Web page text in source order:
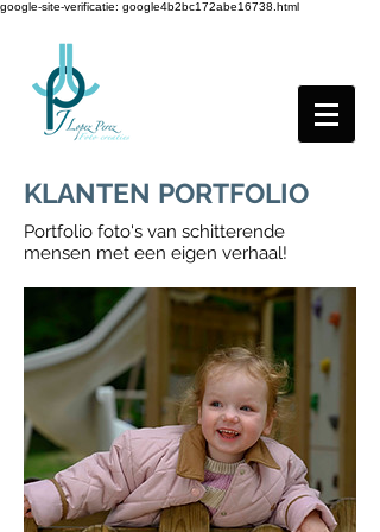
google-site-verificatie: google4b2bc172abe16738.html
KLANTEN PORTFOLIO
Portfolio foto's van schitterende
mensen met een eigen verhaal!